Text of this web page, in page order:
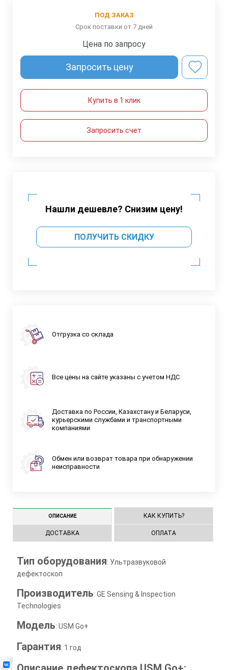
ПОД ЗАКАЗ
Срок поставки от 7 дней
Цена по запросу
Запросить цену
Купить в 1 клик
Запросить счет
Нашли дешевле? Снизим цену!
ПОЛУЧИТЬ СКИДКУ
Отгрузка со склада
Все цены на сайте указаны с учетом НДС
Доставка по России, Казахстану и Беларуси,
курьерскими службами и транспортными
компаниями
Обмен или возврат товара при обнаружении
неисправности
ОПИСАНИЕ КАК КУПИТЬ?
ДОСТАВКА ОПЛАТА
Тип оборудования: Ультразвуковой
дефектоскоп
Производитель: GE Sensing & Inspection
Technologies
Модель: USM Go+
Гарантия: 1 год